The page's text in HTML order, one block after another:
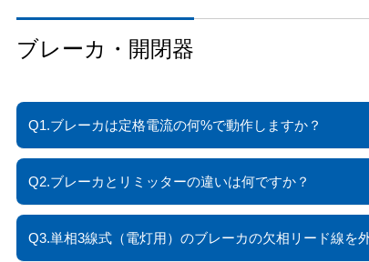
ブレーカ・開閉器
Q1.ブレーカは定格電流の何%で動作しますか？
Q2.ブレーカとリミッターの違いは何ですか？
Q3.単相3線式（電灯用）のブレーカの欠相リード線を